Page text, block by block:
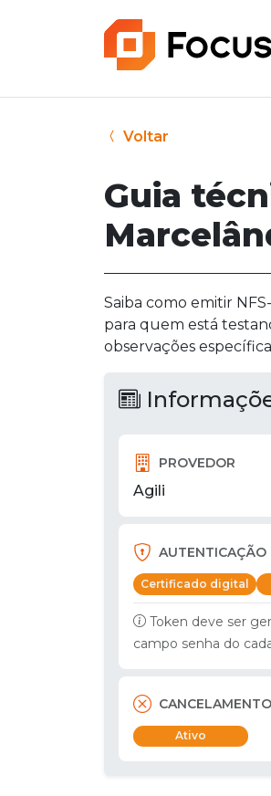
Voltar
Guia
Saiba como emitir
para quem está
observações
PROVEDOR
Agili
AUTENTICAÇÃO
Certificado digital
Token deve ser
campo senha do
CANCELAMENTO
Ativo